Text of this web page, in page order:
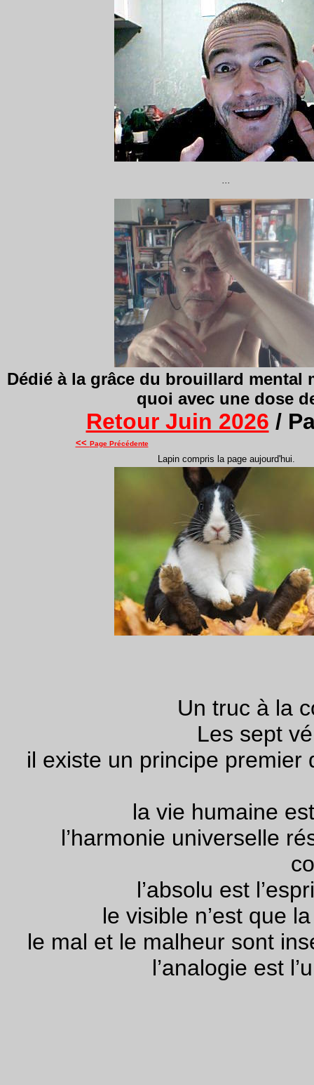
...
Dédié àla grâce du brouillard mental
quoi avec une dose
Retour Juin 2026 /
<< Page Précédente
Lapin compris la page aujourd'hui.
Un truc à la
Les sept
il existe un principe premier
la vie humaine
l’harmonie universelle
l’absolu est
le visible n’est que
le mal et le malheur sont
l’analogie est